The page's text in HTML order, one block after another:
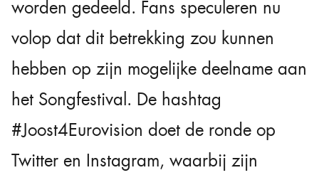
worden gedeeld. Fans speculeren nu
volop dat dit betrekking zou kunnen
hebben op zijn mogelijke deelname aan
het Songfestival. De hashtag
#Joost4Eurovision doet de ronde op
Twitter en Instagram, waarbij zijn